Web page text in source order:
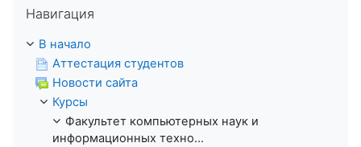
Навигация
В начало
Аттестация студентов
Новости сайта
Курсы
Факультет компьютерных наук и
информационных техно...